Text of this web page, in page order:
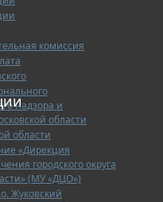
комиссия
надзора и
области
области
«Дирекция
городского округа
(МУ «ДЦО»)
Жуковский